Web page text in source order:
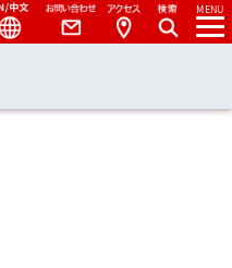
MENU
Access
Contact
Language